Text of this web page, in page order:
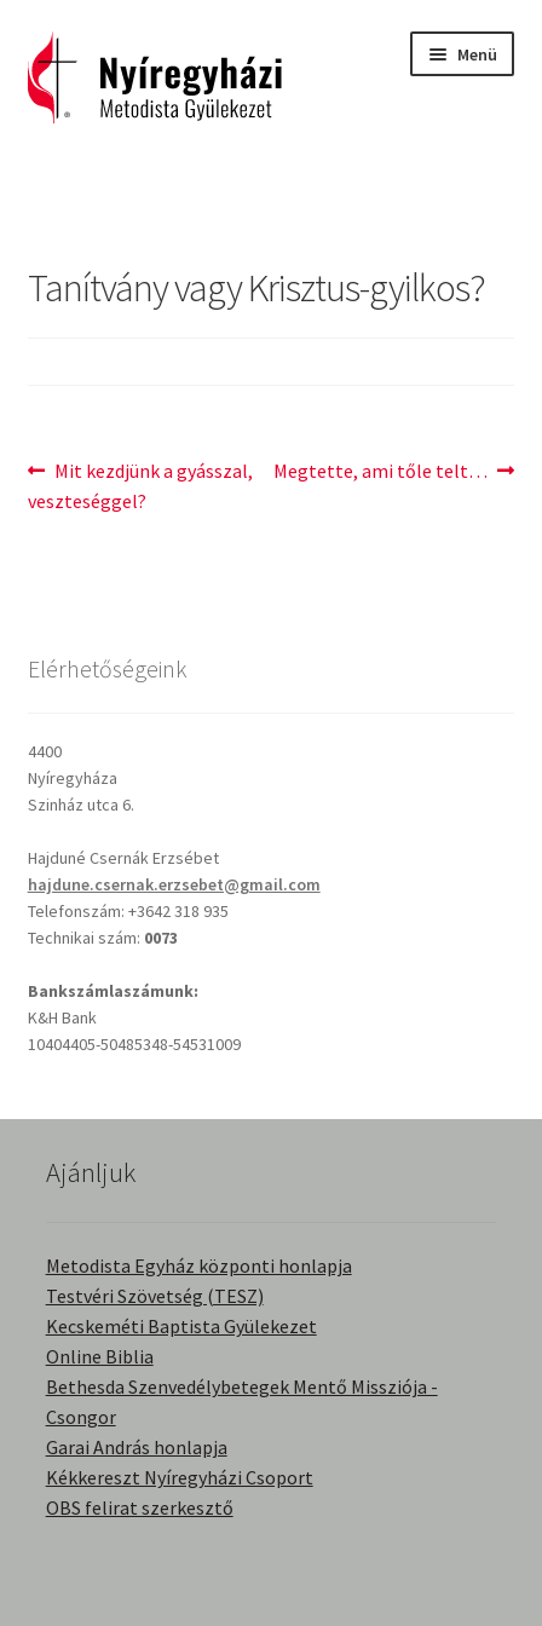
Ugrás
a
navigációhoz
Kilépés
a
tartalomba
Menü
2016 – Igehirdetések
C. H. Spurgeon: Isten ígéreteinek tárháza
Cseri Kálmán: A kegyelem harmatja
Oswald Chambers: Krisztus mindenek felett
Mindennapi kenyerünk
Alkalmaink
Bemutatkozás
Elérhetőségek
English Bible Talks with Granville Pillar
Képek
Kitekintés
Könyvtár
Család-Házasság
Életrajzok-Regények
Tanítvány vagy Krisztus-gyilkos?
Bejegyzés
navigáció
Previous
post:
Mit kezdjünk a gyásszal,
veszteséggel?
Next
Megtette, ami tőle telt…
Elérhetőségeink
4400
Nyíregyháza
Szinház utca 6.
Hajduné Csernák Erzsébet
hajdune.csernak.erzsebet@gmail.com
Telefonszám: +3642 318 935
Technikai szám: 0073
Bankszámlaszámunk:
K&H Bank
10404405-50485348-54531009
Ajánljuk
Metodista Egyház központi honlapja
Testvéri Szövetség (TESZ)
Kecskeméti Baptista Gyülekezet
Online Biblia
Bethesda Szenvedélybetegek Mentő Missziója -
Csongor
Garai András honlapja
Kékkereszt Nyíregyházi Csoport
OBS felirat szerkesztő